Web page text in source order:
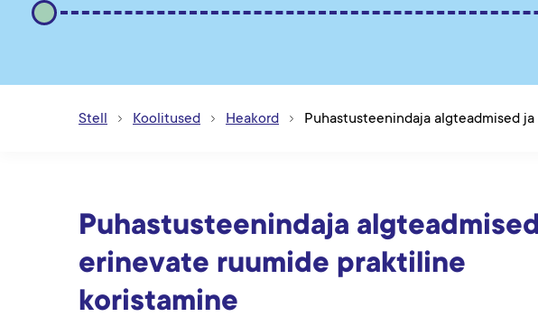
Stell Koolitused Heakord Puhastusteenindaja algteadmised
Puhastusteenindaja
erinevate ruumide praktiline
koristamine